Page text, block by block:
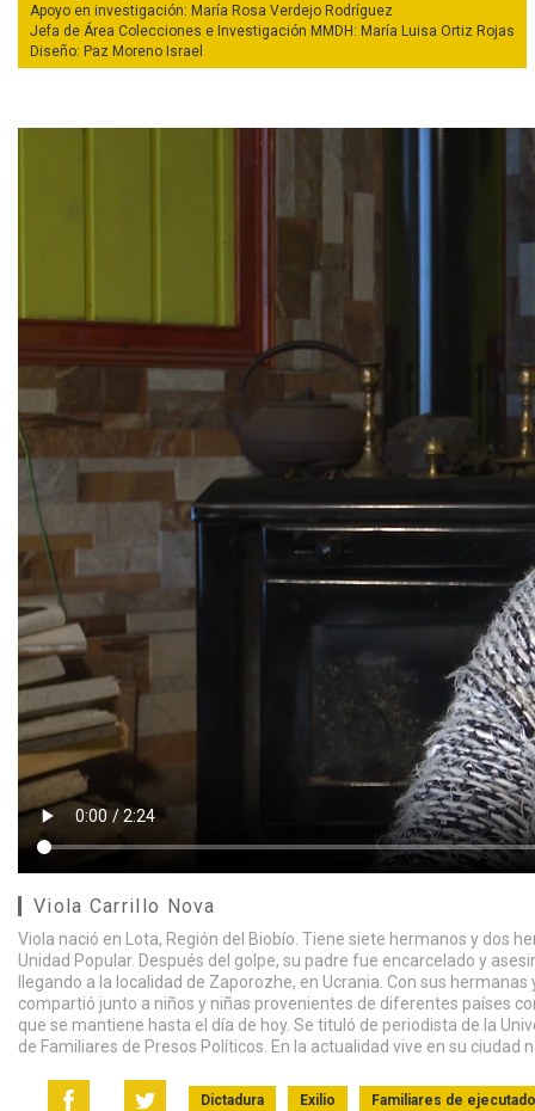
Apoyo en investigación: María Rosa Verdejo Rodríguez
Jefa de Área Colecciones e Investigación MMDH: María Luisa Ortiz Rojas
Diseño: Paz Moreno Israel
Viola Carrillo Nova
Viola nació en Lota, Región del Biobío. Tiene siete hermanos y dos
Unidad Popular. Después del golpe, su padre fue encarcelado y
llegando a la localidad de Zaporozhe, en Ucrania. Con sus
compartió junto a niños y niñas provenientes de diferentes países
que se mantiene hasta el día de hoy. Se tituló de periodista de la
de Familiares de Presos Políticos. En la actualidad vive en su ciudad
Dictadura Exilio Familiares de